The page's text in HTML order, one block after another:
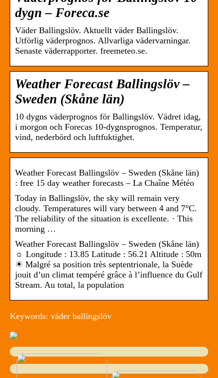
dygn – Foreca.se
Väder Ballingslöv. Aktuellt väder Ballingslöv.
Utförlig väderprognos. Allvarliga vädervarningar.
Senaste väderrapporter. freemeteo.se.
Weather Forecast Ballingslöv –
Sweden (Skåne län)
10 dygns väderprognos för Ballingslöv. Vädret idag,
i morgon och Forecas 10-dygnsprognos. Temperatur,
vind, nederbörd och luftfuktighet.
Weather Forecast Ballingslöv – Sweden (Skåne län)
: free 15 day weather forecasts – La Chaîne Météo
Today in Ballingslöv, the sky will remain very
cloudy. Temperatures will vary between 4 and 7°C.
The reliability of the situation is excellente. · This
morning …
Weather Forecast Ballingslöv – Sweden (Skåne län)
☼ Longitude : 13.85 Latitude : 56.21 Altitude : 50m
☀ Malgré sa position très septentrionale, la Suède
jouit d’un climat tempéré grâce à l’influence du Gulf
Stream. Au total, la population
Keywords: väder ballingslöv